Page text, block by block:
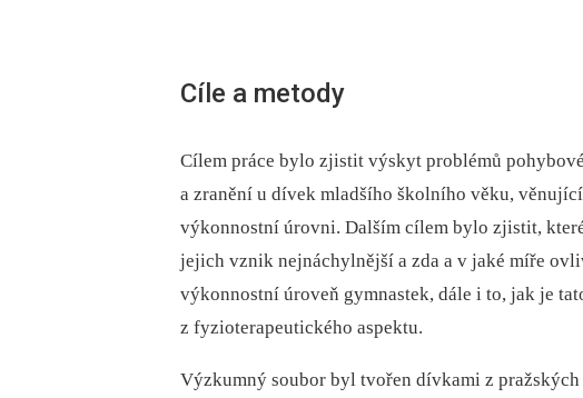
Cíle a metody
Cílem práce bylo zjistit výskyt problémů
a zranění u dívek mladšího školního věku,
výkonnostní úrovni. Dalším cílem bylo zjistit,
jejich vznik nejnáchylnější a zda a v jaké míře
výkonnostní úroveň gymnastek, dále i to, jak je
z fyzioterapeutického aspektu.
Výzkumný soubor byl tvořen dívkami z